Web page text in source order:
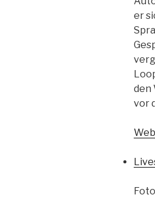
er
den
vor
Web